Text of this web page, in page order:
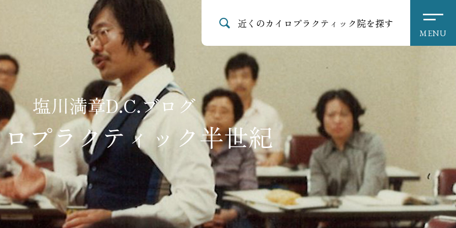
近くのカイロプラクティック院を探す
MENU
塩川満章D.C.ブログ
プラクティック半世紀